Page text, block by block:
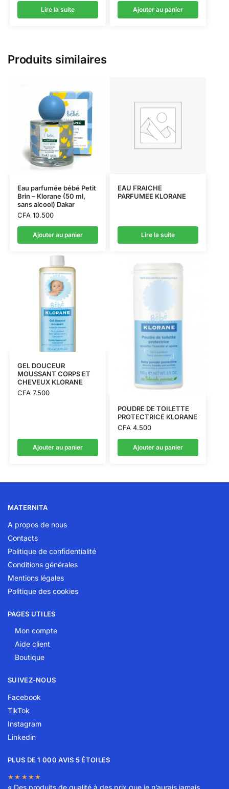
Lire la suite Ajouter au panier
Produits similaires
Eau parfumée bébé Petit
Brin – Klorane (50 ml,
sans alcool) Dakar
CFA10.500
Ajouter au panier
EAU FRAICHE
PARFUMEE KLORANE
Lire la suite
GEL DOUCEUR
MOUSSANT CORPS ET
CHEVEUX KLORANE
CFA7.500
Ajouter au panier
POUDRE DE TOILETTE
PROTECTRICE KLORANE
CFA4.500
Ajouter au panier
MATERNITA
A propos de nous
Contacts
Politique de confidentialité
Conditions générales
Mentions légales
Politique des cookies
PAGES UTILES
Mon compte
Aide client
Boutique
SUIVEZ-NOUS
Facebook
TikTok
Instagram
Linkedin
PLUS DE 1 000 AVIS 5 ÉTOILES
★★★★★